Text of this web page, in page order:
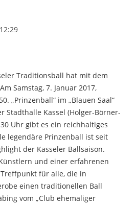
Traditionsball hat mit dem
Samstag, 7. Januar 2017,
„Prinzenball“ im „Blauen Saal“
Stadthalle Kassel (Holger-Börner-
Uhr gibt es ein reichhaltiges
legendäre Prinzenball ist seit
der Kasseler Ballsaison.
und einer erfahrenen
für alle, die in
einen traditionellen Ball
vom „Club ehemaliger